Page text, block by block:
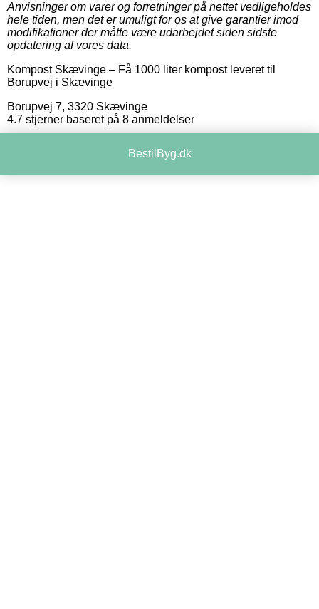
Anvisninger om varer og forretninger på nettet vedligeholdes
hele tiden, men det er umuligt for os at give garantier imod
modifikationer der måtte være udarbejdet siden sidste
opdatering af vores data.
Kompost Skævinge – Få 1000 liter kompost leveret til
Borupvej i Skævinge
Borupvej 7, 3320 Skævinge
4.7 stjerner baseret på 8 anmeldelser
BestilByg.dk